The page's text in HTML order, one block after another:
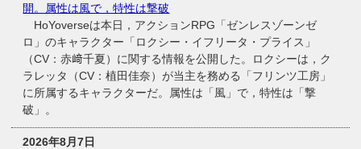
開。属性は風で，特性は撃破
HoYoverseは本日，アクションRPG「ゼンレスゾーンゼ
ロ」のキャラクター「ロクシー・イフリータ・プライス」
（CV：赤﨑千夏）に関する情報を公開した。ロクシーは，ク
ラレッタ（CV：植田佳奈）が当主を務める「フリンツ工房」
に所属するキャラクターだ。属性は「風」で，特性は「撃
破」。
2026年8月7日